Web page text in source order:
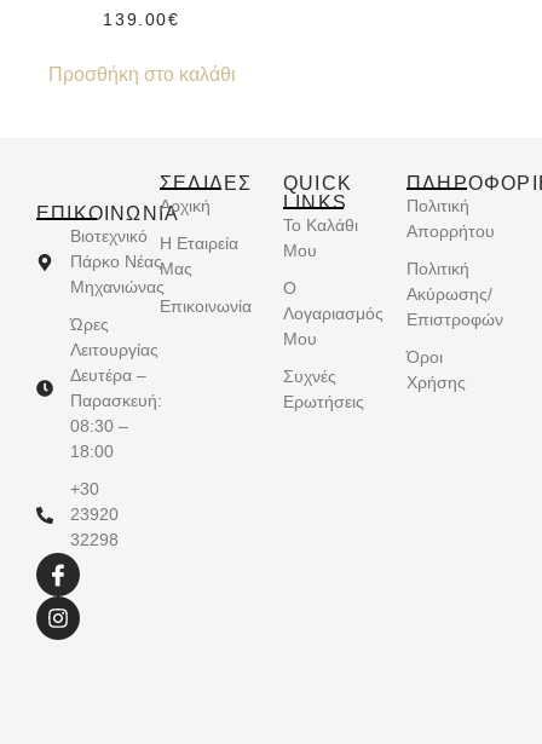
139.00€
Προσθήκη στο καλάθι
ΕΠΙΚΟΙΝΩΝΊΑ
Βιοτεχνικό
Πάρκο Νέας
Μηχανιώνας
Ώρες
Λειτουργίας
Δευτέρα –
Παρασκευή:
08:30 –
18:00
+30
23920
32298
ΣΕΛΙΔΕΣ
Αρχική
Η Εταιρεία
Μας
Επικοινωνία
QUICK
LINKS
Το Καλάθι
Μου
Ο
Λογαριασμός
Μου
Συχνές
Ερωτήσεις
Πολιτική
Απορρήτου
Πολιτική
Ακύρωσης/
Επιστροφών
Όροι
Χρήσης